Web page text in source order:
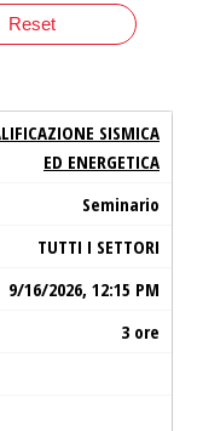
Reset
SISMICA
ED ENERGETICA
Seminario
TUTTI I SETTORI
9/16/2026, 12:15 PM
3 ore